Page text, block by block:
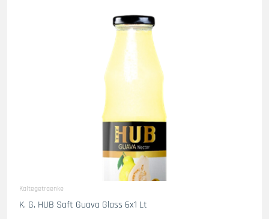
Kaltegetraenke
K. G. HUB Saft Guava Glass 6x1 Lt